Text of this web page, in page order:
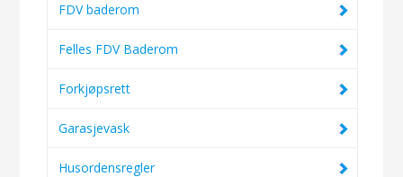
FDV baderom
Felles FDV Baderom
Forkjøpsrett
Garasjevask
Husordensregler